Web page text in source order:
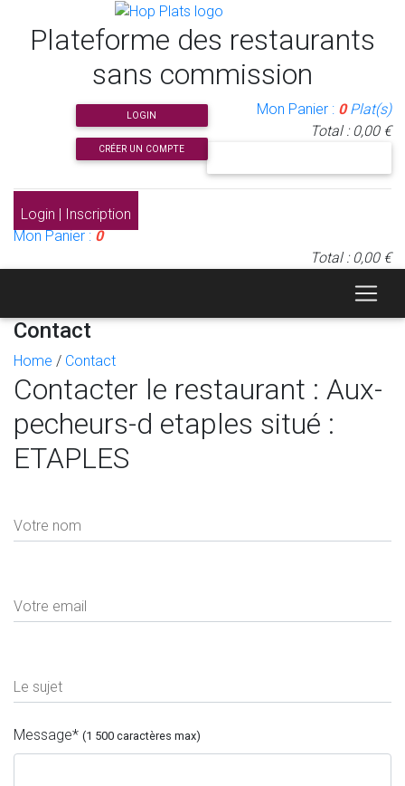
Plateforme des restaurants
sans commission
LOGIN
CRÉER UN COMPTE
Mon Panier : 0Plat(s)
Total : 0,00 €
Login | Inscription
Mon Panier :0
Total : 0,00 €
Contact
Home / Contact
Contacter le restaurant : Aux-
pecheurs-d etaples situé :
ETAPLES
Votre nom
Votre email
Le sujet
Message* (1 500 caractères max)